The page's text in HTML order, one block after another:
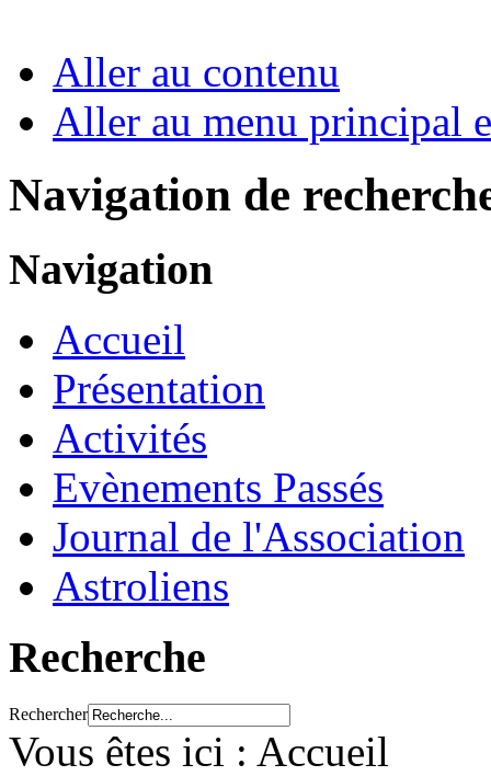
Aller au contenu
Aller au menu principal
Navigation de
Navigation
Accueil
Présentation
Activités
Evènements Passés
Journal de l'Association
Astroliens
Recherche
Rechercher
Vous êtes ici : Accueil